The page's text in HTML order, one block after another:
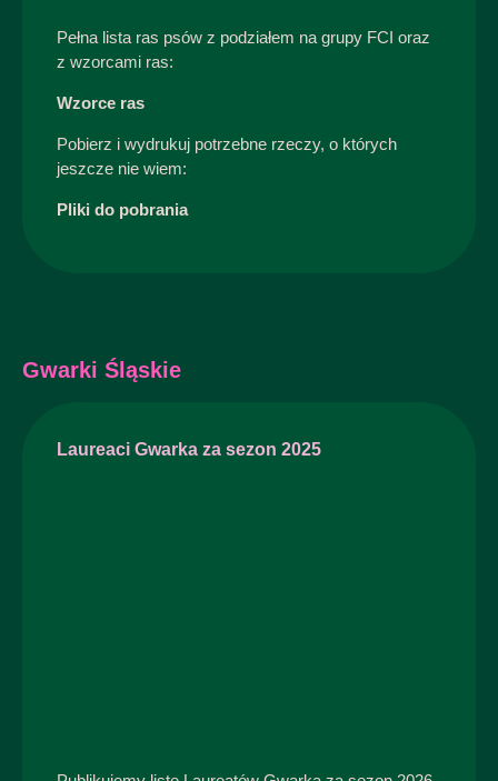
Pełna lista ras psów z podziałem na grupy FCI oraz
z wzorcami ras:
Wzorce ras
Pobierz i wydrukuj potrzebne rzeczy, o których
jeszcze nie wiem:
Pliki do pobrania
Gwarki Śląskie
Laureaci Gwarka za sezon 2025